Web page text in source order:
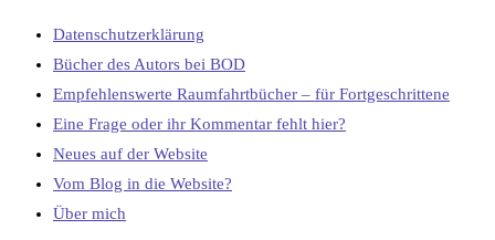
Datenschutzerklärung
Bücher des Autors bei BOD
Empfehlenswerte Raumfahrtbücher – für Fortgeschrittene
Eine Frage oder ihr Kommentar fehlt hier?
Neues auf der Website
Vom Blog in die Website?
Über mich